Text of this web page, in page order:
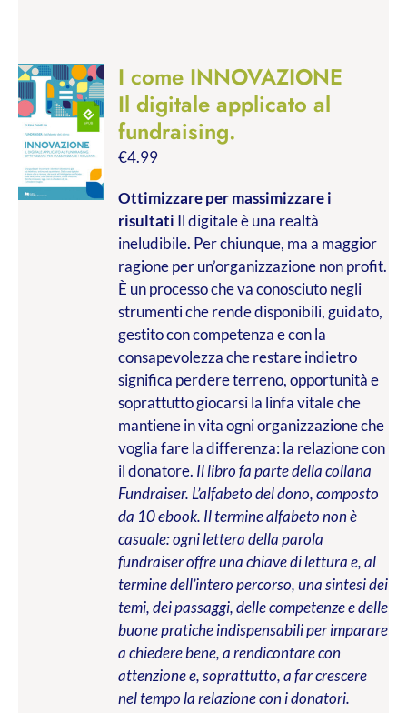
I come INNOVAZIONE
Il digitale applicato al
fundraising.
€4.99
Ottimizzare per massimizzare i
risultati Il digitale è una realtà
ineludibile. Per chiunque, ma a maggior
ragione per un’organizzazione non profit.
È un processo che va conosciuto negli
strumenti che rende disponibili, guidato,
gestito con competenza e con la
consapevolezza che restare indietro
significa perdere terreno, opportunità e
soprattutto giocarsi la linfa vitale che
mantiene in vita ogni organizzazione che
voglia fare la differenza: la relazione con
il donatore. Il libro fa parte della collana
Fundraiser. L’alfabeto del dono, composto
da 10 ebook. Il termine alfabeto non è
casuale: ogni lettera della parola
fundraiser offre una chiave di lettura e, al
termine dell’intero percorso, una sintesi dei
temi, dei passaggi, delle competenze e delle
buone pratiche indispensabili per imparare
a chiedere bene, a rendicontare con
attenzione e, soprattutto, a far crescere
nel tempo la relazione con i donatori.